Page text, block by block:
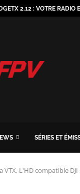
2.12 : VOTRE RADIO
SÉRIES ET
VTX, L'HD compatible